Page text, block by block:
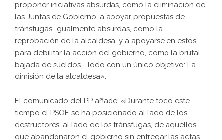
proponer iniciativas absurdas, como la eliminación de
las Juntas de Gobierno, a apoyar propuestas de
tránsfugas, igualmente absurdas, como la
reprobación de la alcaldesa, y a apoyarse en estos
para debilitar la acción del gobierno, como la brutal
bajada de sueldos… Todo con un único objetivo: La
dimisión de la alcaldesa».
El comunicado del PP añade: «Durante todo este
tiempo el PSOE se ha posicionado al lado de los
destructores, al lado de los tránsfugas, de aquellos
que abandonaron el gobierno sin entregar las actas